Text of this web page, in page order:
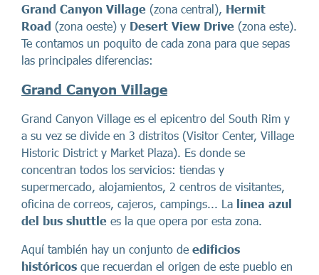
Grand Canyon Village (zona central), Hermit
Road (zona oeste) y Desert View Drive (zona este).
Te contamos un poquito de cada zona para que sepas
las principales diferencias:
Grand Canyon Village
Grand Canyon Village es el epicentro del South Rim y
a su vez se divide en 3 distritos (Visitor Center, Village
Historic District y Market Plaza). Es donde se
concentran todos los servicios: tiendas y
supermercado, alojamientos, 2 centros de visitantes,
oficina de correos, cajeros, campings... La línea azul
del bus shuttle es la que opera por esta zona.
Aquí también hay un conjunto de edificios
históricos que recuerdan el origen de este pueblo en